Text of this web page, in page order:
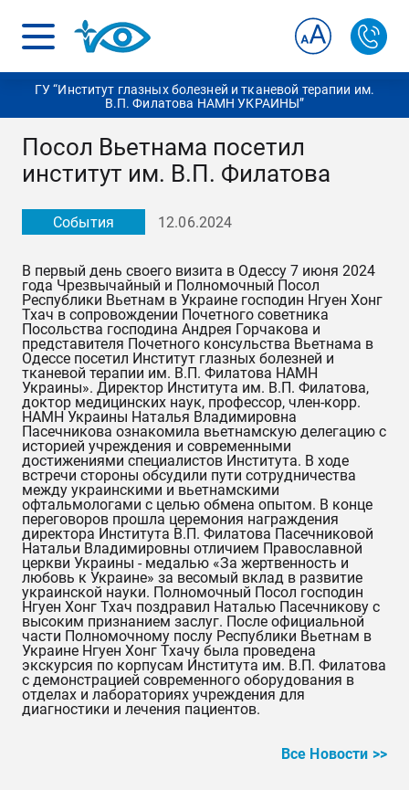
ГУ “Институт глазных болезней и тканевой терапии им.
В.П. Филатова НАМН УКРАИНЫ”
Посол Вьетнама посетил
институт им. В.П. Филатова
События 12.06.2024
В первый день своего визита в Одессу 7 июня 2024
года Чрезвычайный и Полномочный Посол
Республики Вьетнам в Украине господин Нгуен Хонг
Тхач в сопровождении Почетного советника
Посольства господина Андрея Горчакова и
представителя Почетного консульства Вьетнама в
Одессе посетил Институт глазных болезней и
тканевой терапии им. В.П. Филатова НАМН
Украины». Директор Института им. В.П. Филатова,
доктор медицинских наук, профессор, член-корр.
НАМН Украины Наталья Владимировна
Пасечникова ознакомила вьетнамскую делегацию с
историей учреждения и современными
достижениями специалистов Института. В ходе
встречи стороны обсудили пути сотрудничества
между украинскими и вьетнамскими
офтальмологами с целью обмена опытом. В конце
переговоров прошла церемония награждения
директора Института В.П. Филатова Пасечниковой
Натальи Владимировны отличием Православной
церкви Украины - медалью «За жертвенность и
любовь к Украине» за весомый вклад в развитие
украинской науки. Полномочный Посол господин
Нгуен Хонг Тхач поздравил Наталью Пасечникову с
высоким признанием заслуг. После официальной
части Полномочному послу Республики Вьетнам в
Украине Нгуен Хонг Тхачу была проведена
экскурсия по корпусам Института им. В.П. Филатова
с демонстрацией современного оборудования в
отделах и лабораториях учреждения для
диагностики и лечения пациентов.
Все Новости >>